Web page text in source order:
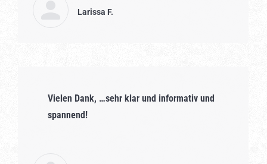
Larissa F.
Vielen Dank, …sehr klar und informativ und
spannend!